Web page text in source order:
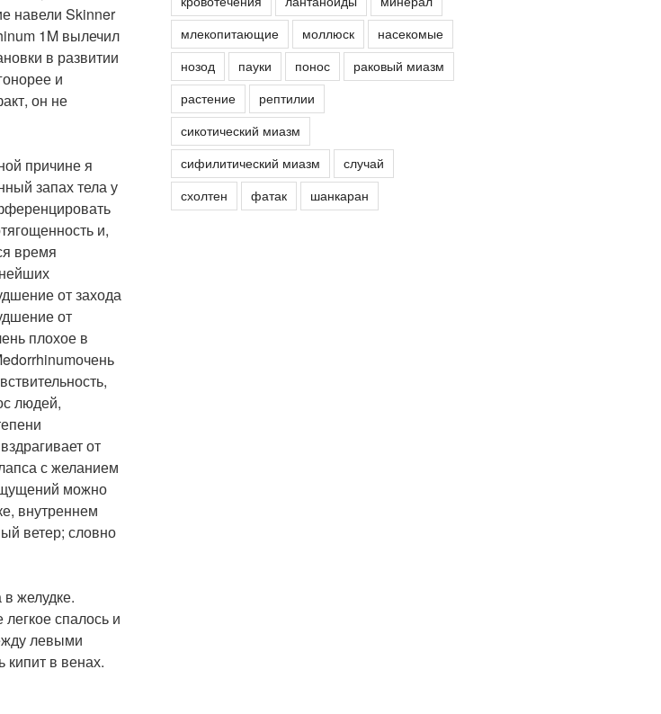
навели Skinner
1M вылечил
в развитии
и
он не
причине я
запах тела у
и,
время
от захода
от
плохое в
людей,
от
с желанием
можно
внутреннем
ветер; словно
желудке.
спалось и
левыми
в венах.
млекопитающие
моллюск
насекомые
нозод
пауки понос
раковый миазм
растение
рептилии
сикотический миазм
сифилитический миазм
случай
схолтен
фатак шанкаран